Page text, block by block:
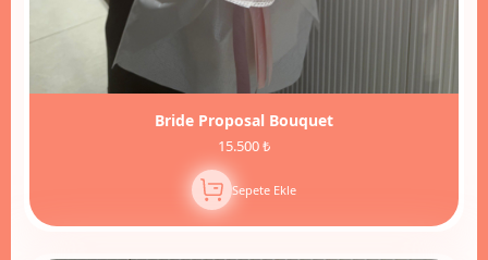
Bride Proposal Bouquet
15.500 ₺
Sepete Ekle